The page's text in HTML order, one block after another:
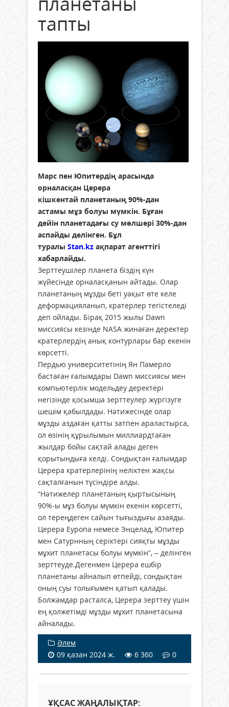
тапты
Марс пен Юпитердің арасында
орналасқан Церера
кішкентай планетаның 90%-дан
астамы мұз болуы мүмкін. Бұған
дейін планетадағы су мөлшері 30%-дан
аспайды делінген. Бұл
туралы Stan.kz ақпарат агенттігі
хабарлайды.
Зерттеушілер планета біздің күн
жүйесінде орналасқанын айтады. Олар
планетаның мұзды беті уақыт өте келе
деформацияланып, кратерлер тегістеледі
деп ойлады. Бірақ 2015 жылы Dawn
миссиясы кезінде NASA жинаған деректер
кратерлердің анық контурлары бар екенін
көрсетті.
Пердью университетінің Ян Памерло
бастаған ғалымдары Dawn миссиясы мен
компьютерлік модельдеу деректері
негізінде қосымша зерттеулер жүргізуге
шешім қабылдады. Нәтижесінде олар
мұзды аздаған қатты затпен араластырса,
ол өзінің құрылымын миллиардтаған
жылдар бойы сақтай алады деген
қорытындыға келді. Сондықтан ғалымдар
Церера кратерлерінің неліктен жақсы
сақталғанын түсіндіре алды.
“Нәтижелер планетаның қыртысының
90%-ы мұз болуы мүмкін екенін көрсетті,
ол тереңдеген сайын тығыздығы азаяды.
Церера Еуропа немесе Энцелад, Юпитер
мен Сатурнның серіктері сияқты мұзды
мұхит планетасы болуы мүмкін”, – делінген
зерттеуде.Дегенмен Церера ешбір
планетаны айналып өтпейді, сондықтан
оның суы толығымен қатып қалады.
Болжамдар расталса, Церера зерттеу үшін
ең қолжетімді мұзды мұхит планетасына
айналады.
Әлем
09 қазан 2024 ж.
6 360 0
ҰҚСАС ЖАҢАЛЫҚТАР: